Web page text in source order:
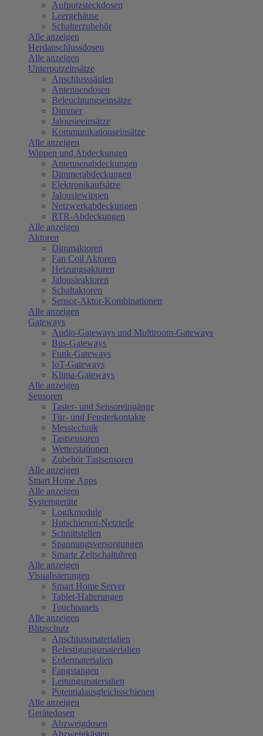
Aufputzsteckdosen
Leergehäuse
Schalterzubehör
Alle anzeigen
Herdanschlussdosen
Alle anzeigen
Unterputzeinsätze
Anschlusssäulen
Antennendosen
Beleuchtungseinsätze
Dimmer
Jalousieeinsätze
Kommunikationseinsätze
Alle anzeigen
Wippen und Abdeckungen
Antennenabdeckungen
Dimmerabdeckungen
Elektronikaufsätze
Jalousiewippen
Netzwerkabdeckungen
RTR-Abdeckungen
Alle anzeigen
Aktoren
Dimmaktoren
Fan Coil Aktoren
Heizungsaktoren
Jalousieaktoren
Schaltaktoren
Sensor-Aktor-Kombinationen
Alle anzeigen
Gateways
Audio-Gateways und Multiroom-Gateways
Bus-Gateways
Funk-Gateways
IoT-Gateways
Klima-Gateways
Alle anzeigen
Sensoren
Taster- und Sensoreingänge
Tür- und Fensterkontakte
Messtechnik
Tastsensoren
Wetterstationen
Zubehör Tastsensoren
Alle anzeigen
Smart Home Apps
Alle anzeigen
Systemgeräte
Logikmodule
Hutschienen-Netzteile
Schnittstellen
Spannungsversorgungen
Smarte Zeitschaltuhren
Alle anzeigen
Visualisierungen
Smart Home Server
Tablet-Halterungen
Touchpanels
Alle anzeigen
Blitzschutz
Anschlussmaterialien
Befestigungsmaterialien
Erdermaterialien
Fangstangen
Leitungsmaterialien
Potentialausgleichsschienen
Alle anzeigen
Gerätedosen
Abzweigdosen